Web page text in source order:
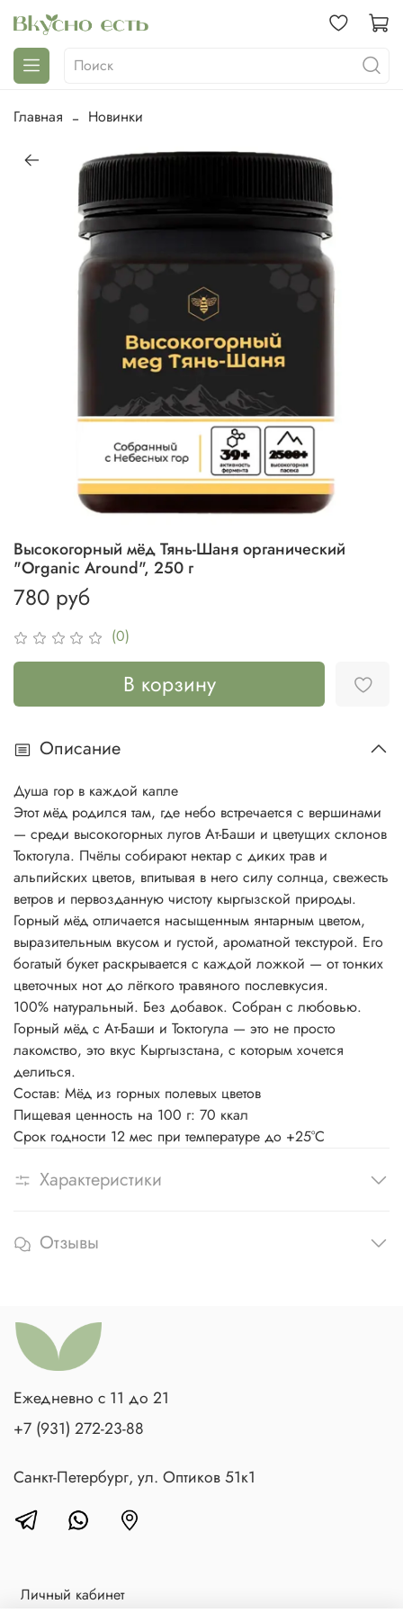
Главная Новинки
(0)
Высокогорный мёд Тянь-Шаня органический
"Organic Around", 250 г
780 руб
В корзину
Описание
Душа гор в каждой капле
Этот мёд родился там, где небо встречается с вершинами
— среди высокогорных лугов Ат-Баши и цветущих склонов
Токтогула. Пчёлы собирают нектар с диких трав и
альпийских цветов, впитывая в него силу солнца, свежесть
ветров и первозданную чистоту кыргызской природы.
Горный мёд отличается насыщенным янтарным цветом,
выразительным вкусом и густой, ароматной текстурой. Его
богатый букет раскрывается с каждой ложкой — от тонких
цветочных нот до лёгкого травяного послевкусия.
100% натуральный. Без добавок. Собран с любовью.
Горный мёд с Ат-Баши и Токтогула — это не просто
лакомство, это вкус Кыргызстана, с которым хочется
делиться.
Состав: Мёд из горных полевых цветов
Пищевая ценность на 100 г: 70 ккал
Срок годности 12 мес при температуре до +25°С
Характеристики
Отзывы
Личный кабинет
Ежедневно с 11 до 21
+7 (931) 272-23-88
Санкт-Петербург, ул. Оптиков 51к1